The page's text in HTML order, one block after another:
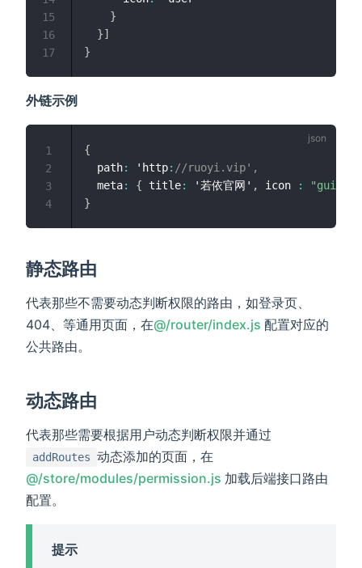
}
}]
}
15
16
17
外链示例
{
  path
: 'http: //ruoyi.vip',
  meta
: { title: '若依官网' , icon :
"guide"
}
1
2
3
4
静态路由
代表那些不需要动态判断权限的路由，如登录页、
404、等通用页面，在@/router/index.js (opens new
配置对应的
公共路由。
动态路由
代表那些需要根据用户动态判断权限并通过
addRoutes 动态添加的页面，在
@/store/modules/permission.js (opens new window)
加载后端接口路由
配置。
提示